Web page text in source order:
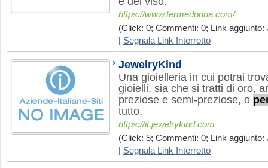
https://www.termedonna.com/
(Click: 0; Commenti: 0; Link aggiunto:
Segnala Link Interrotto
JewelryKind
Una gioielleria in cui potrai
gioielli, sia che si tratti di oro,
preziose e semi-preziose, o
tutto.
https://it.jewelrykind.com
(Click: 5; Commenti: 0; Link aggiunto:
Segnala Link Interrotto